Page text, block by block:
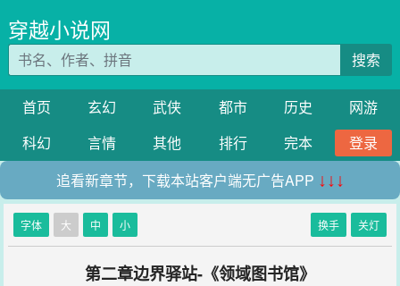
穿越小说网
搜索
首页 玄幻 武侠 都市 历史
网游
科幻
言情 其他 排行 完本
登录
追看新章节，下载本站客户端无广告APP ↓↓↓
字体 大 中 小 换手 关灯
第二章边界驿站-《领域图书馆》